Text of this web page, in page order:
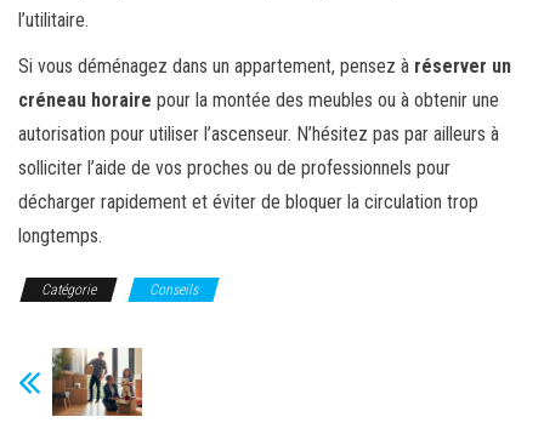
l’utilitaire.
Si vous déménagez dans un appartement, pensez à réserver un
créneau horaire pour la montée des meubles ou à obtenir une
autorisation pour utiliser l’ascenseur. N’hésitez pas par ailleurs à
solliciter l’aide de vos proches ou de professionnels pour
décharger rapidement et éviter de bloquer la circulation trop
longtemps.
Catégorie Conseils